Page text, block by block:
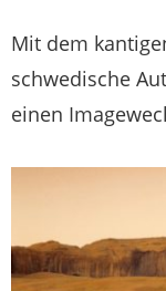
Mit dem
schwedische
einen